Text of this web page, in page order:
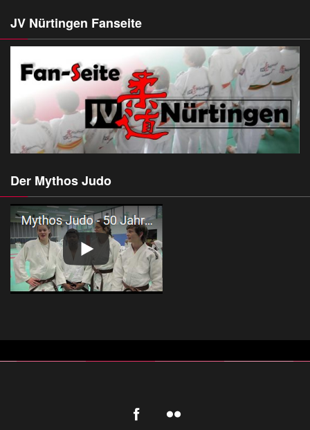
JV Nürtingen Fanseite
Der Mythos Judo